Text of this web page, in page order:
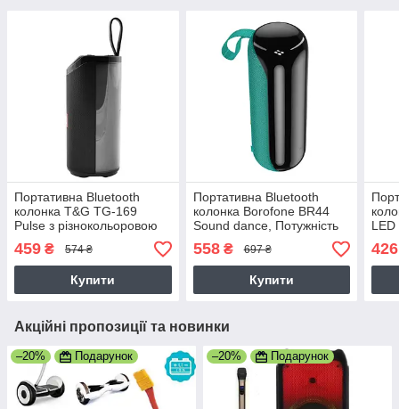
Портативна Bluetooth
колонка T&G TG-169
Pulse з різнокольоровою
підсвіткою, гучний зв'язок,
Потужність 10Вт, чорна
459 ₴ 574 ₴
Купити
Портативна Bluetooth
колонка Borofone BR44
Sound dance, Потужність
10Вт, RGB-підсвічування,
чорна
558₴ 697 ₴
Купити
LED
426
Акційні пропозиції та новинки
–20% Подарунок –20% Подарунок